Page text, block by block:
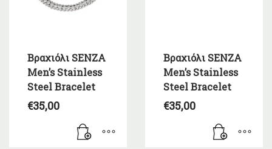
Βραχιόλι SENZA
Men’s Stainless
Steel Bracelet
€35,00
Βραχιόλι SENZA
Men’s Stainless
Steel Bracelet
€35,00